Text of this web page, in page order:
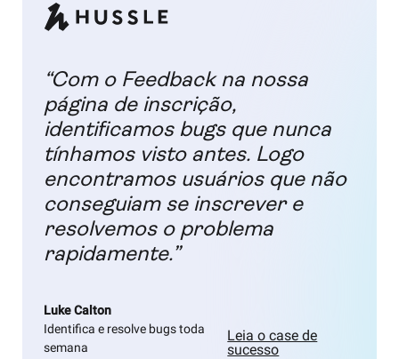
“Com o Feedback na nossa
página de inscrição,
identificamos bugs que nunca
tínhamos visto antes. Logo
encontramos usuários que não
conseguiam se inscrever e
resolvemos o problema
rapidamente.”
Luke Calton
Identifica e resolve bugs toda
semana
Leia o case de
sucesso